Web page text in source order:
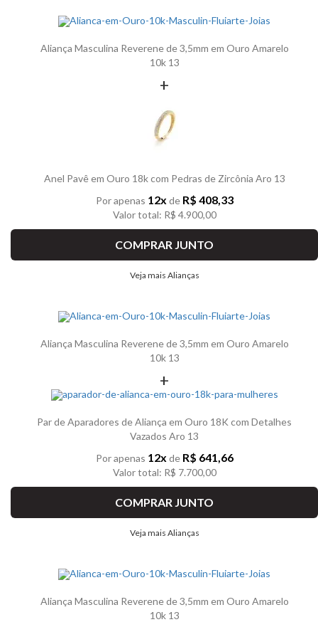
Aliança Masculina Reverene de 3,5mm em Ouro Amarelo
10k 13
+
Anel Pavê em Ouro 18k com Pedras de Zircônia Aro 13
Por apenas 12x de R$ 408,33
Valor total: R$ 4.900,00
COMPRAR JUNTO
Veja mais Alianças
Aliança Masculina Reverene de 3,5mm em Ouro Amarelo
10k 13
+
Par de Aparadores de Aliança em Ouro 18K com Detalhes
Vazados Aro 13
Por apenas 12x de R$ 641,66
Valor total: R$ 7.700,00
COMPRAR JUNTO
Veja mais Alianças
Aliança Masculina Reverene de 3,5mm em Ouro Amarelo
10k 13